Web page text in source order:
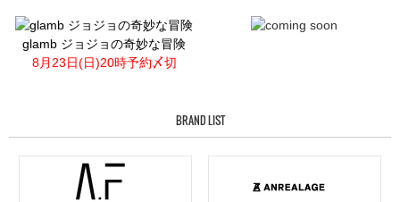
glamb ジョジョの奇妙な冒険
8月23日(日)20時予約〆切
BRAND LIST